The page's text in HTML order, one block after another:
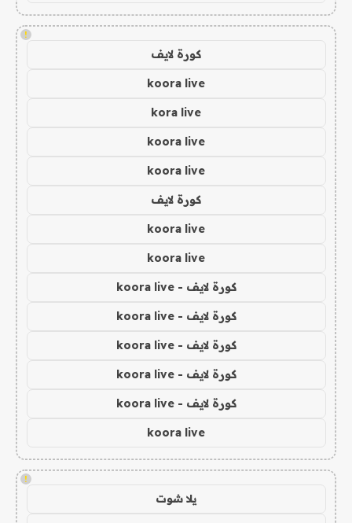
!
كورة لايف
koora live
kora live
koora live
koora live
كورة لايف
koora live
koora live
كورة لايف - koora live
كورة لايف - koora live
كورة لايف - koora live
كورة لايف - koora live
كورة لايف - koora live
koora live
!
يلا شوت